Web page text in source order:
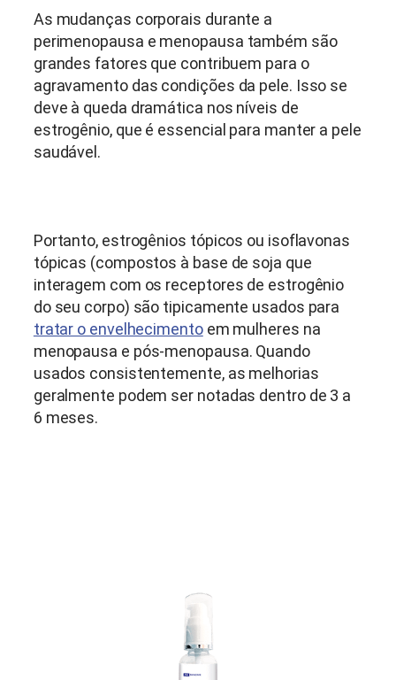
As mudanças corporais durante a
perimenopausa e menopausa também são
grandes fatores que contribuem para o
agravamento das condições da pele. Isso se
deve à queda dramática nos níveis de
estrogênio, que é essencial para manter a pele
saudável.
Portanto, estrogênios tópicos ou isoflavonas
tópicas (compostos à base de soja que
interagem com os receptores de estrogênio
do seu corpo) são tipicamente usados para
tratar o envelhecimentoem mulheres na
menopausa e pós-menopausa. Quando
usados consistentemente, as melhorias
geralmente podem ser notadas dentro de 3 a
6 meses.